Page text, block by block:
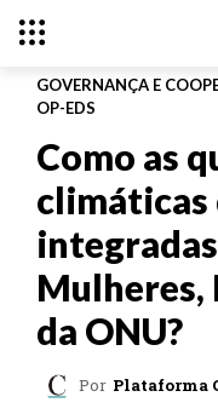
GOVERNANÇA E
OP-EDS
Como as
climáticas
Mulheres,
da ONU?
Por Plataforma